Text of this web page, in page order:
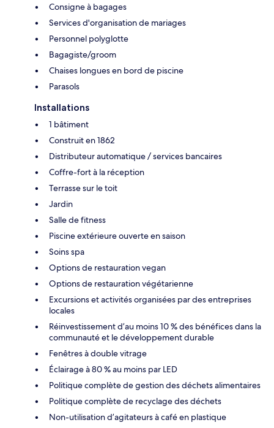
Consigne à bagages
Services d'organisation de mariages
Personnel polyglotte
Bagagiste/groom
Chaises longues en bord de piscine
Parasols
Installations
1 bâtiment
Construit en 1862
Distributeur automatique / services bancaires
Coffre-fort à la réception
Terrasse sur le toit
Jardin
Salle de fitness
Piscine extérieure ouverte en saison
Soins spa
Options de restauration vegan
Options de restauration végétarienne
Excursions et activités organisées par des entreprises
locales
Réinvestissement d’au moins 10 % des bénéfices dans la
communauté et le développement durable
Fenêtres à double vitrage
Éclairage à 80 % au moins par LED
Politique complète de gestion des déchets alimentaires
Politique complète de recyclage des déchets
Non-utilisation d’agitateurs à café en plastique